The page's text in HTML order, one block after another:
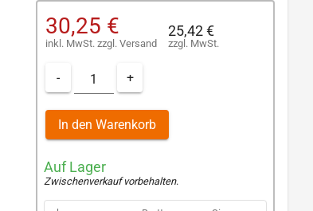
30,25 €
inkl. MwSt. zzgl. Versand
25,42 €
zzgl. MwSt.
- +
In den Warenkorb
Auf Lager
Zwischenverkauf vorbehalten.